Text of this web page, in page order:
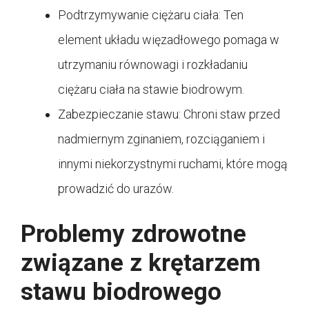
Podtrzymywanie ciężaru ciała: Ten
element układu więzadłowego pomaga w
utrzymaniu równowagi i rozkładaniu
ciężaru ciała na stawie biodrowym.
Zabezpieczanie stawu: Chroni staw przed
nadmiernym zginaniem, rozciąganiem i
innymi niekorzystnymi ruchami, które mogą
prowadzić do urazów.
Problemy zdrowotne
związane z krętarzem
stawu biodrowego